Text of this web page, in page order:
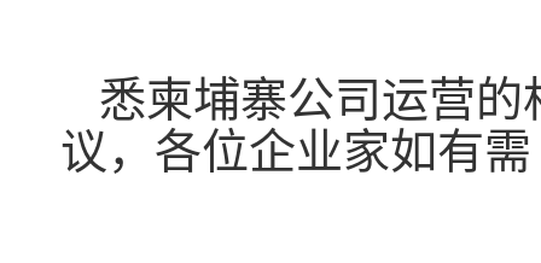
悉柬埔寨公司运营
议，各位企业家如有需